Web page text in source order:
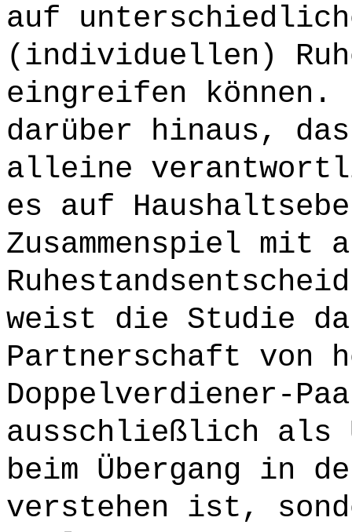
auf
(individuellen)
eingreifen
darüber hinaus,
alleine
es auf
Zusammenspiel mit
weist die Studie
Partnerschaft von
Doppelverdiener-
ausschließlich als
beim Übergang in
verstehen ist,